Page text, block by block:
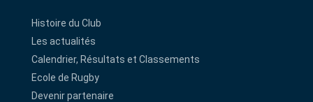
Histoire du Club
Les actualités
Calendrier, Résultats et Classements
Ecole de Rugby
Devenir partenaire